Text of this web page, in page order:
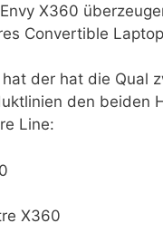
X360
Convertible
hat der hat die Qual
den beiden
Line:
X360